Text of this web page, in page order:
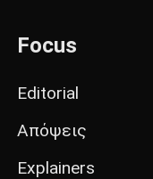
Focus
Editorial
Απόψεις
Explainers